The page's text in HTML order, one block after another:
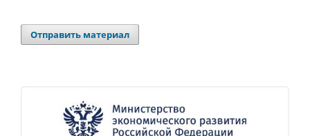
Отправить материал